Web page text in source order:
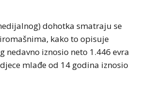
dohotka smatraju se
kako to opisuje
iznosio neto 1.446 evra
mlađe od 14 godina iznosio